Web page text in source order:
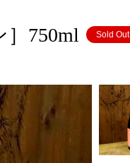
750ml Sold Out